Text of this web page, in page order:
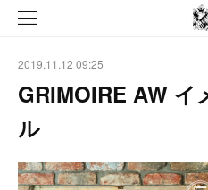
2019.11.12 09:25
GRIMOIRE AW イ
ル